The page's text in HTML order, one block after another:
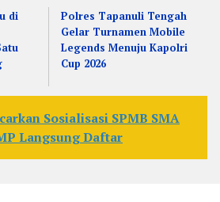
di
Polres Tapanuli Tengah
Gelar Turnamen Mobile
Legends Menuju Kapolri
Cup 2026
Sosialisasi SPMB SMA
Langsung Daftar